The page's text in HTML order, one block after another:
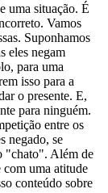
uma situação. É
Vamos
Suponhamos
eles negam
para uma
isso para a
o presente. E,
para ninguém.
entre os
negado, se
"chato". Além de
com uma atitude
conteúdo sobre